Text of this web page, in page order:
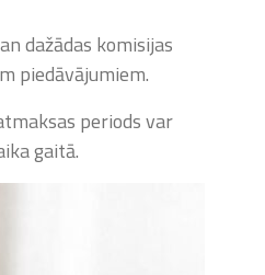
dažādas komisijas
piedāvājumiem.
periods var
gaitā.